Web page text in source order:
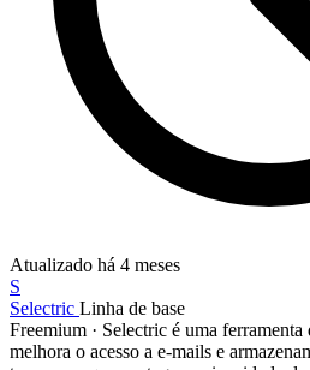
Atualizado há 4 meses
S
Selectric Linha de base
Freemium · Selectric é uma
melhora o acesso a e-mails e